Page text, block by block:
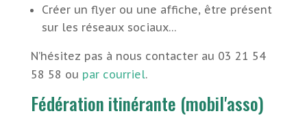
Créer un flyer ou une affiche, être présent
sur les réseaux sociaux…
N’hésitez pas à nous contacter au 03 21 54
58 58 ou par courriel.
Fédération itinérante (mobil'asso)